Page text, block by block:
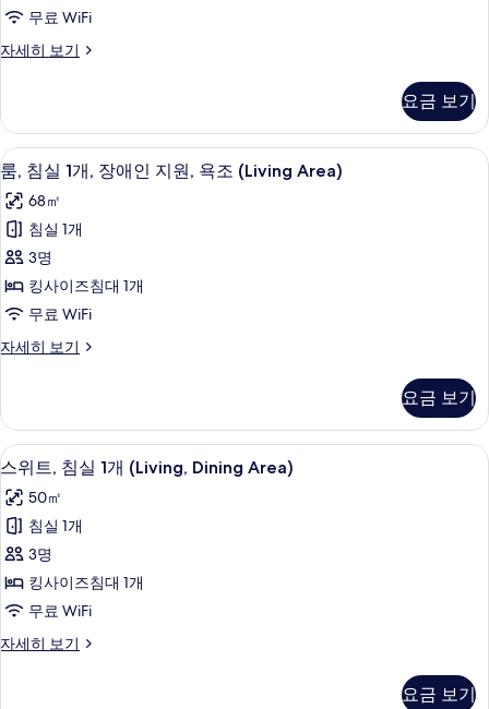
운
지
사
진
모
두
보
기
클
럽
라
용
자
세
히
보
기
개
(Living
진
모
두
보
기
무료 WiFi
자세히 보기
스
실
개
(Living
Area)
자
히
보
기
요금 보기
룸,
침
실
개,
장
애
인
원,
욕
조
(Living
Area)
사
진
모
두
보
무료 세면용품, 헤어드라이어, 목욕가
9
룸, 침실 1개, 장애인 지원, 욕조 (Living Area)
68㎡
침실 1개
3명
킹사이즈침대 1개
무료 WiFi
자세히 보기
룸,
개,
장
애
지
원,
조
(Living
Area)
자
세
요금 보기
스
위
트,
침
실
1
개
(Living,
스위트, 침실 1개 (Living, Dining Area)
8
스위트, 침실 1개 (Living, Dining Area)
50㎡
침실 1개
3명
킹사이즈침대 1개
무료 WiFi
자세히 보기
스
요금 보기